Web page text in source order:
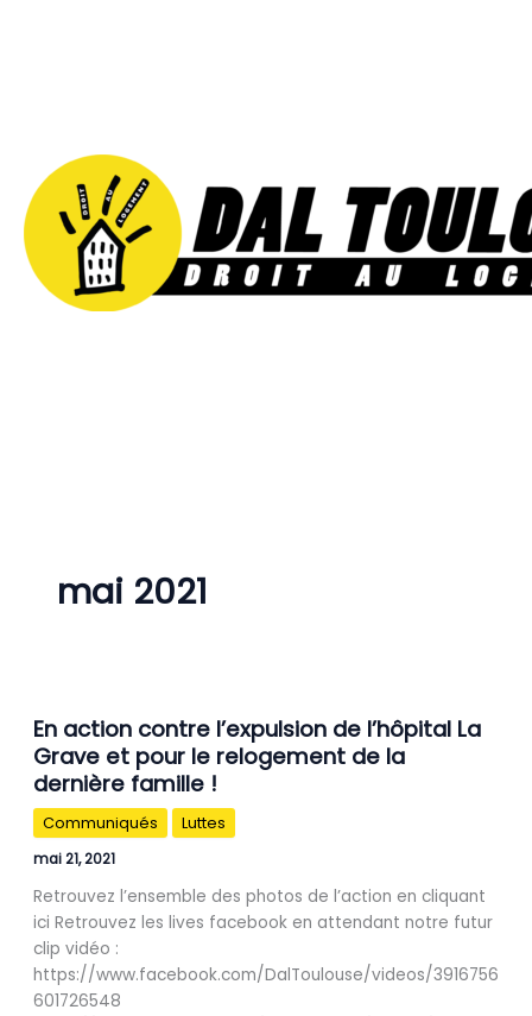
mai 2021
En action contre l’expulsion de l’hôpital La
Grave et pour le relogement de la
dernière famille !
Communiqués Luttes
mai 21, 2021
Retrouvez l’ensemble des photos de l’action en cliquant
ici Retrouvez les lives facebook en attendant notre futur
clip vidéo :
https://www.facebook.com/DalToulouse/videos/3916756
601726548
action
contre
l’expulsion
de
l’hôpital
La
Grave
et
pour
le
relogement